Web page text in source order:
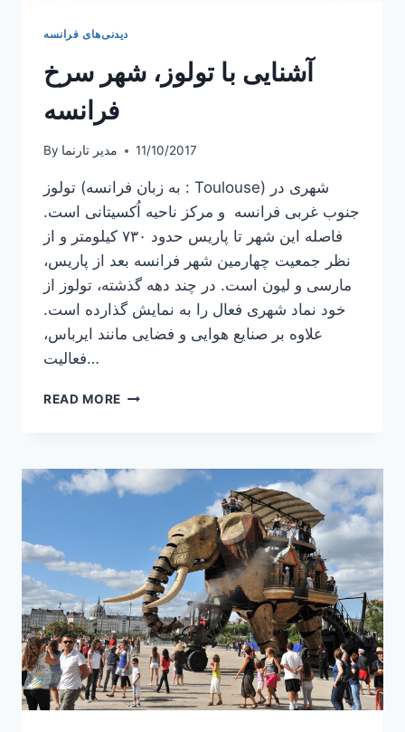
دیدنی‌های فرانسه
آشنایی با تولوز، شهر سرخ
فرانسه
By مدیر تارنما 11/10/2017
تولوز (به زبان فرانسه : Toulouse) شهری در
جنوب غربی فرانسه و مرکز ناحیه اُکسیتانی است.
فاصله این شهر تا پاریس حدود ۷۳۰ کیلومتر و از
نظر جمعیت چهارمین شهر فرانسه بعد از پاریس،
مارسی و لیون است. در چند دهه گذشته، تولوز از
خود نماد شهری فعال را به نمایش گذارده‌ است.
علاوه بر صنایع هوایی و فضایی مانند ایرباس،
فعالیت…
READ MORE آشنایی
سرخ
فرانسه